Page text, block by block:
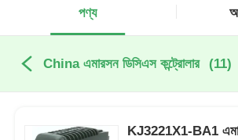
পণ্য
China এমারসন ডিসিএস কন্ট্রোলার (11)
KJ3221X1-BA1